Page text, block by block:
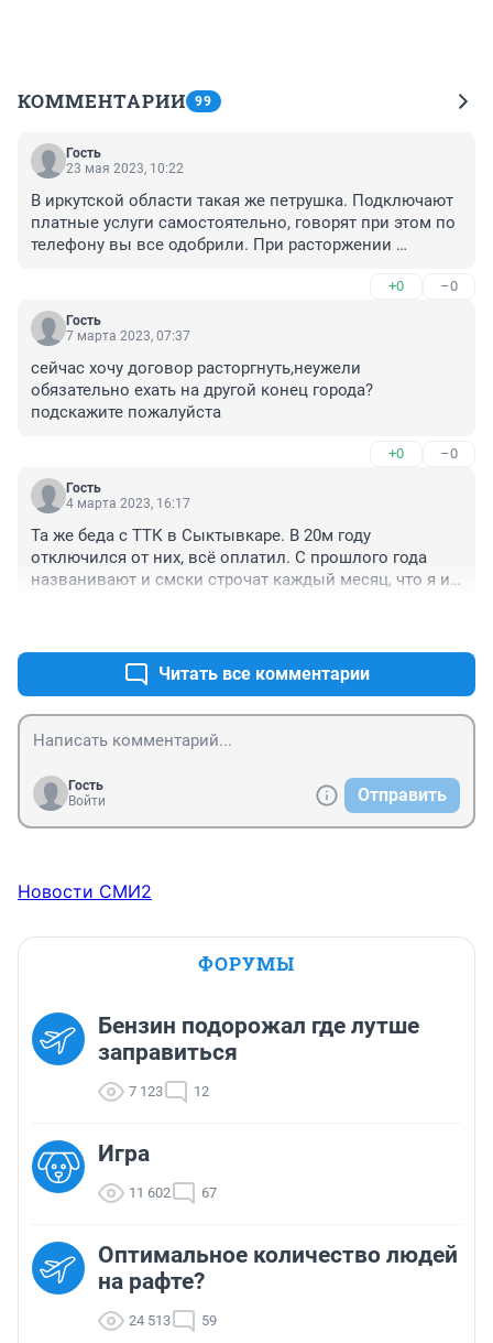
КОММЕНТАРИИ 99
Гость
23 мая 2023, 10:22
В иркутской области такая же петрушка. Подключают
платные услуги самостоятельно, говорят при этом по
телефону вы все одобрили. При расторжении
приходит смс что договор будет расторгнут 26 мая (
хотя он уже расторгнут 23 мая и личный кабинет
удален) и в этой смс долг 454 рубля) за что
+0 –0
Гость
7 марта 2023, 07:37
сейчас хочу договор расторгнуть,неужели
обязательно ехать на другой конец города?
подскажите пожалуйста
+0 –0
Гость
4 марта 2023, 16:17
Та же беда с ТТК в Сыктывкаре. В 20м году
отключился от них, всë оплатил. С прошлого года
названивают и смски строчат каждый месяц, что я им
Читать все комментарии
Гость
Войти
Отправить
Новости СМИ2
ФОРУМЫ
Бензин подорожал где лутше
заправиться
7 123 12
Игра
11 602 67
Оптимальное количество людей
на рафте?
24 513 59